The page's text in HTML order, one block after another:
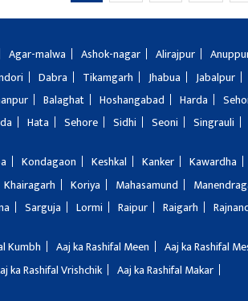
Agar-malwa Ashok-nagar Alirajpur
Dabra Tikamgarh Jhabua Jabalpur
Balaghat Hoshangabad Harda
Hata Sehore Sidhi Seoni Singrauli
Kondagaon Keshkal Kanker Kawardha
Khairagarh Koriya Mahasamund
Sarguja Lormi Raipur Raigarh
Kumbh Aaj ka Rashifal Meen Aaj ka Rashifal
ka Rashifal Vrishchik Aaj ka Rashifal Makar